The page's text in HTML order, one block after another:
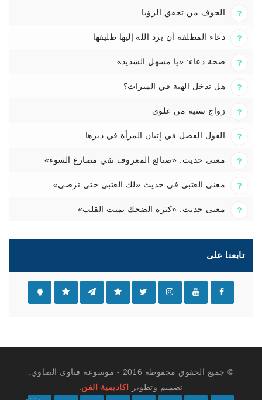
الخوف من تحقق الرؤيا
دعاء المطلقة أن يرد الله إليها طليقها
صحة دعاء: «يا مسهل الشديد»
هل تدخل الهبة في الميراث؟
زواج سنية من علوي
القول الفصل في إتيان المرأة في دبرها
معنى حديث: «صنائع المعروف تقي مصارع السوء»
معنى العتبى في حديث «لك العتبى حتى ترضى»
معنى حديث: «كثرة الضحك تميت القلب»
تابعنا على
© جميع الحقوق محفوظة 2016 - موسوعة فتاوى الصاوي.
تصميم وتطوير
اكاديمية الفن